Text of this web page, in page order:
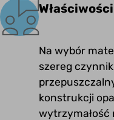
Na wybór
szereg
konstrukcji
wytrzymałość